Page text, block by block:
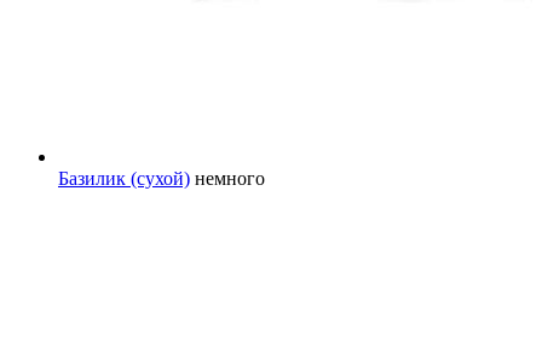
Базилик (сухой) немного